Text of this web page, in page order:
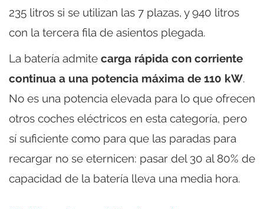
235 litros si se utilizan las 7 plazas, y 940 litros
con la tercera fila de asientos plegada.
La batería admite carga rápida con corriente
continua a una potencia máxima de 110 kW.
No es una potencia elevada para lo que ofrecen
otros coches eléctricos en esta categoría, pero
sí suficiente como para que las paradas para
recargar no se eternicen: pasar del 30 al 80% de
capacidad de la batería lleva una media hora.